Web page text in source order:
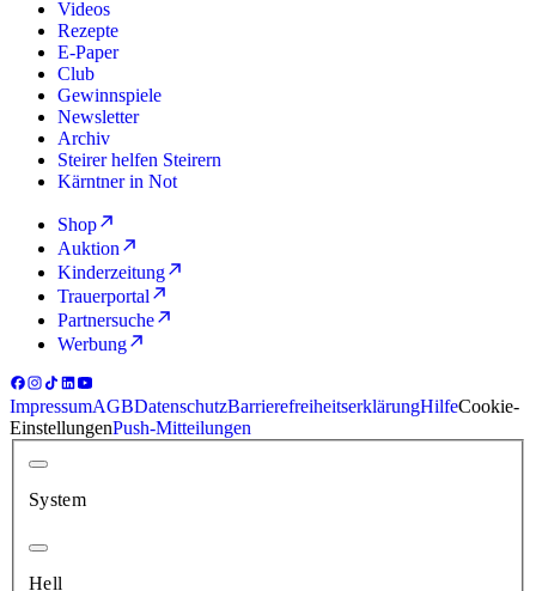
Videos
Rezepte
E-Paper
Club
Gewinnspiele
Newsletter
Archiv
Steirer helfen Steirern
Kärntner in Not
Shop
Auktion
Kinderzeitung
Trauerportal
Partnersuche
Werbung
ImpressumAGBDatenschutzBarrierefreiheitserklärungHilfeCookie-
EinstellungenPush-Mitteilungen
System
Hell